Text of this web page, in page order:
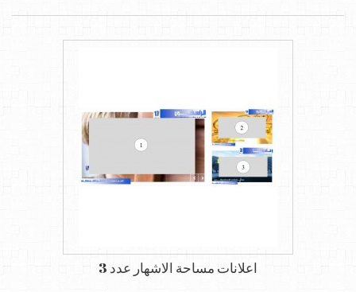
اعلانات مساحة الاشهار عدد 3